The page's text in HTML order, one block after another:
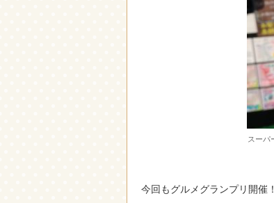
スーパ
今回もグルメグランプリ開催！